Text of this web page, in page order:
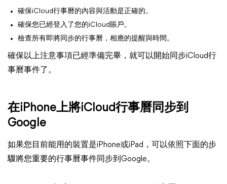
確保iCloud行事曆的內容與活動是正確的。
確保您已經登入了您的iCloud賬戶。
檢查所有即將同步的行事曆，相應的提醒與時間。
確保以上注意事項已經準備完畢，就可以開始同步iCloud行
事曆事件了。
在iPhone上將iCloud行事曆同步到
Google
如果您目前能用的裝置是iPhone或iPad，可以依照下面的步
驟將您重要的行事曆事件同步到Google。